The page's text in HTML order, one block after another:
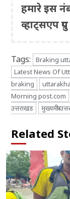
हमारे इस
व्हाट्सएप
Tags: Braking
Latest News Of
braking
Morning post.com
उत्तराखंड
मुख्यमंत्री
Related